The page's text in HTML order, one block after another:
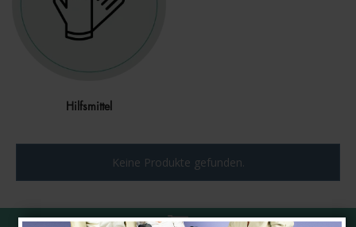
Hilfsmittel
Keine Produkte gefunden.